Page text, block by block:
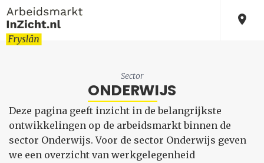
Sector
ONDERWIJS
Deze pagina geeft inzicht in de belangrijkste
ontwikkelingen op de arbeidsmarkt binnen de
sector Onderwijs. Voor de sector Onderwijs geven
we een overzicht van werkgelegenheid